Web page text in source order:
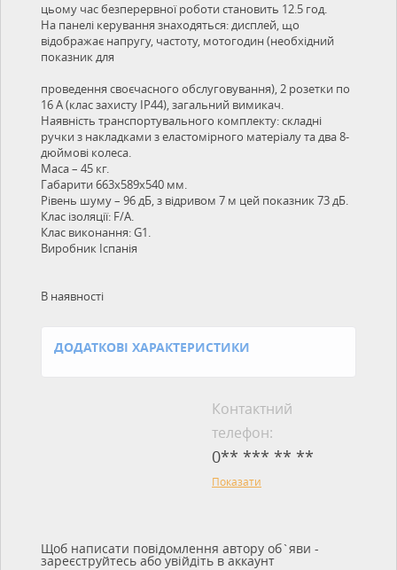
цьому час безперервної роботи становить 12.5 год.
На панелі керування знаходяться: дисплей, що
відображає напругу, частоту, мотогодин (необхідний
показник для
проведення своєчасного обслуговування), 2 розетки по
16 А (клас захисту IP44), загальний вимикач.
Наявність транспортувального комплекту: складні
ручки з накладками з еластомірного матеріалу та два 8-
дюймові колеса.
Маса – 45 кг.
Габарити 663х589х540 мм.
Рівень шуму – 96 дБ, з відривом 7 м цей показник 73 дБ.
Клас ізоляції: F/A.
Клас виконання: G1.
Виробник Іспанія
В наявності
ДОДАТКОВІ ХАРАКТЕРИСТИКИ
Контактний
телефон:
0** *** ** **
Показати
Щоб написати повідомлення автору об`яви -
зареєструйтесь або увійдіть в аккаунт